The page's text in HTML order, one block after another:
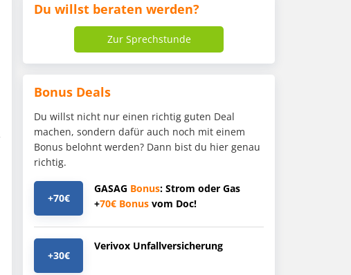
Du willst beraten werden?
Zur Sprechstunde
Bonus Deals
Du willst nicht nur einen richtig guten Deal
machen, sondern dafür auch noch mit einem
Bonus belohnt werden? Dann bist du hier genau
richtig.
+70€
GASAG Bonus: Strom oder Gas
+70€ Bonus vom Doc!
+30€
Verivox Unfallversicherung